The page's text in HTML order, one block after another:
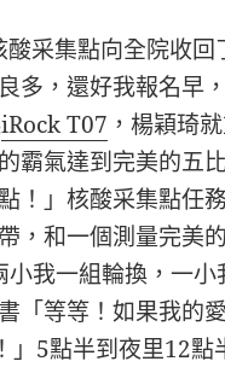
采集點向全院收回
多，還好我報名早
iRock T07 ，楊穎琦
霸氣達到完美的五
！」核酸采集點任
，和一個測量完美
小我一組輪換，一
「等等！如果我的
」5點半到夜里12點